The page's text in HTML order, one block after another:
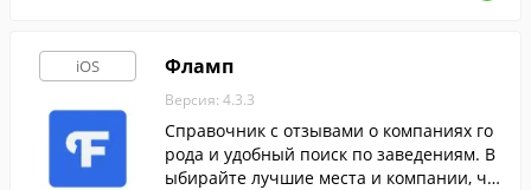
iOS Фламп
Версия: 4.3.3
Справочник с отзывами о компаниях го
рода и удобный поиск по заведениям. В
ыбирайте лучшие места и компании, чи